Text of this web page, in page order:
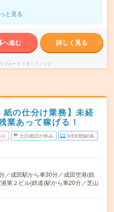
と見る
へ進む 詳しく見る
クルートスタッフィング
紙の仕分け業務】未経
業あって稼げる！
土日祝日が休み WEB登録OK
／成田駅から車30分／成田空港(鉄
第２ビル(鉄道)駅から車20分／芝山